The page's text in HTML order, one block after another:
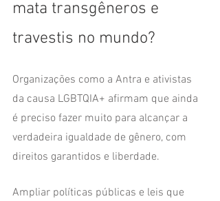
mata transgêneros e
travestis no mundo?
Organizações como a Antra e ativistas
da causa LGBTQIA+ afirmam que ainda
é preciso fazer muito para alcançar a
verdadeira igualdade de gênero, com
direitos garantidos e liberdade.
Ampliar políticas públicas e leis que